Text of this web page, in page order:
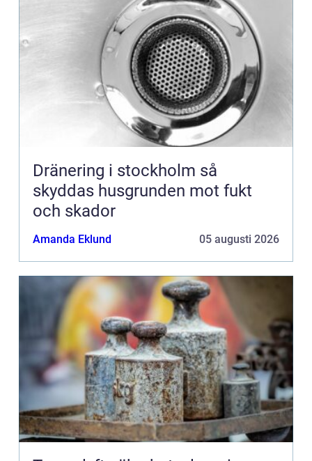
Dränering i stockholm så
skyddas husgrunden mot fukt
och skador
Amanda Eklund 05 augusti 2026